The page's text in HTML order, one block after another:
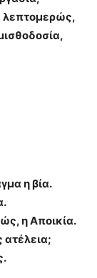
λεπτομερώς,
η βία.
η Αποικία.